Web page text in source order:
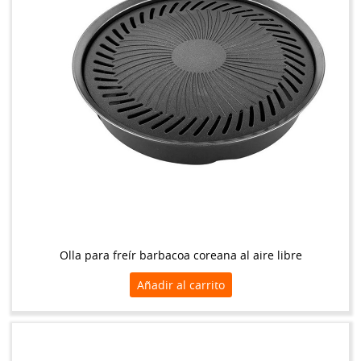
Olla para freír barbacoa coreana al aire libre
Añadir al carrito